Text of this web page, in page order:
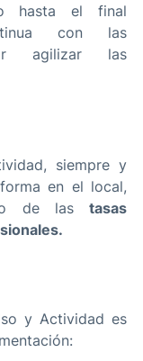
hasta el final
con las
agilizar las
siempre y
en el local,
de las tasas
y Actividad es